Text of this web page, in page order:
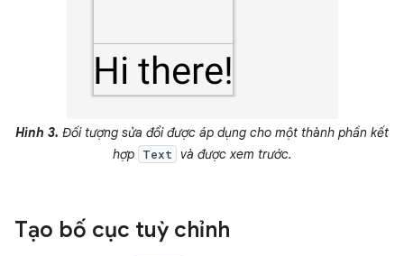
Hình 3. Đối tượng sửa đổi được áp dụng cho một thành phần kết
hợp
Text và được xem trước.
Tạo bố cục tuỳ chỉnh